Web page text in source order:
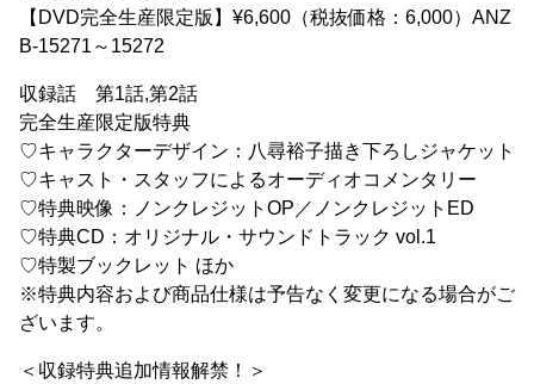
【DVD完全生産限定版】¥6,600（税抜価格：6,000）ANZ
B-15271～15272
収録話 第1話,第2話
完全生産限定版特典
♡キャラクターデザイン：八尋裕子描き下ろしジャケット
♡キャスト・スタッフによるオーディオコメンタリー
♡特典映像：ノンクレジットOP／ノンクレジットED
♡特典CD：オリジナル・サウンドトラック vol.1
♡特製ブックレット ほか
※特典内容および商品仕様は予告なく変更になる場合がご
ざいます。
＜収録特典追加情報解禁！＞